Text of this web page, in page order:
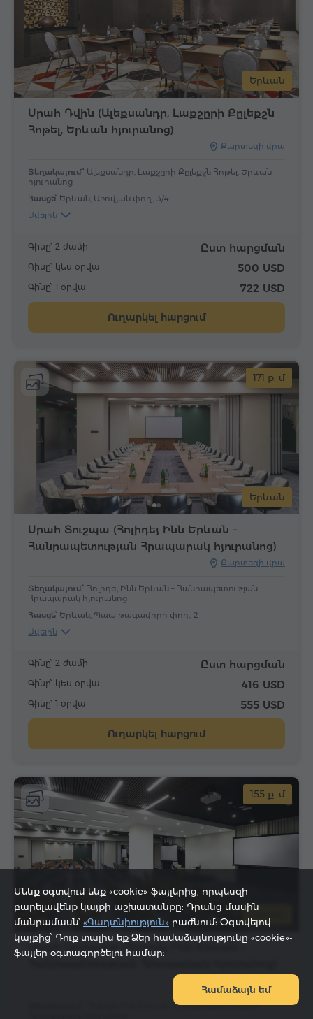
Երևան
Սրահ Դվին (Ալեքսանդր, Լաքշըրի Քըլեքշն
Հոթել, Երևան հյուրանոց)
Քարտեզի վրա
Տեղակայում՝ Ալեքսանդր, Լաքշըրի Քըլեքշն Հոթել, Երևան
հյուրանոց
Հասցե՝ Երևան, Աբովյան փող., 3/4
Ավելին
Գինը՝ 2 ժամի Ըստ հարցման
Գինը՝ կես օրվա 500 USD
Գինը՝ 1 օրվա 722 USD
Ուղարկել հարցում
Երևան
171 ք. մ
Սրահ Տուշպա (Հոլիդեյ Ինն Երևան –
Հանրապետության Հրապարակ հյուրանոց)
Քարտեզի վրա
Տեղակայում՝ Հոլիդեյ Ինն Երևան – Հանրապետության
Հրապարակ հյուրանոց
Հասցե՝ Երևան, Պապ թագավորի փող., 2
Ավելին
Գինը՝ 2 ժամի Ըստ հարցման
Գինը՝ կես օրվա 416 USD
Գինը՝ 1 օրվա 555 USD
Ուղարկել հարցում
Երևան
155 ք. մ
Սրահ Արմավիր (Հոլիդեյ Ինն Երևան –
Հոլիդեյ Ինն Երևան – Հանրապետության
Մենք օգտվում ենք «cookie»-ֆայլերից, որպեսզի
բարելավենք կայքի աշխատանքը: Դրանց մասին
մանրամասն՝ «Գաղտնիություն» բաժնում: Օգտվելով
կայքից՝ Դուք տալիս եք Ձեր համաձայնությունը «cookie»-
ֆայլեր օգտագործելու համար:
Համաձայն եմ